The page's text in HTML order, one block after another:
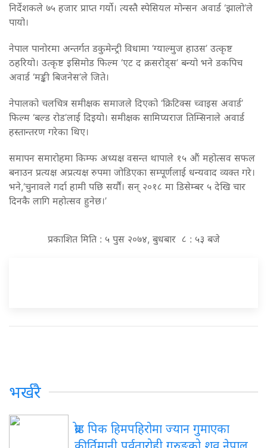
निर्देशकले ७५ हजार प्राप्त गर्यो। त्यस्तै स्पेसियल मोन्सन अवार्ड ‘झालो’ले
पायो।
नेपाल पानोरमा अन्तर्गत डकुमेन्ट्री विधामा ‘ग्याल्मुज हाउस’ उत्कृष्ट
ठहरियो। उत्कृष्ट इसिमोड फिल्म ‘एट द क्रसरोड्स’ बन्यो भने डकपिच
अवार्ड ‘मङ्की बिजनेस’ले जिते।
नेपालको चलचित्र समीक्षक समाजले दिएको ‘क्रिटिक्स च्वाइस अवार्ड’
फिल्म ‘बल्ड रोड’लाई दिइयो। समीक्षक सामिप्यराज तिम्सिनाले अवार्ड
हस्तान्तरण गरेका थिए।
समापन समारोहमा किम्फ अध्यक्ष वसन्त थापाले १५ औं महोत्सव सफल
बनाउन प्रत्यक्ष अप्रत्यक्ष रुपमा जोडिएका सम्पूर्णलाई धन्यवाद व्यक्त गरे।
भने,‘चुनावले गर्दा हामी पछि सर्यौं। सन् २०१८ मा डिसेम्बर ५ देखि चार
दिनकै लागि महोत्सव हुनेछ।’
प्रकाशित मिति : ५ पुस २०७४, बुधबार ८ : ५३ बजे
भर्खरै
ब्रोड पिक हिमपहिरोमा ज्यान गुमाएका